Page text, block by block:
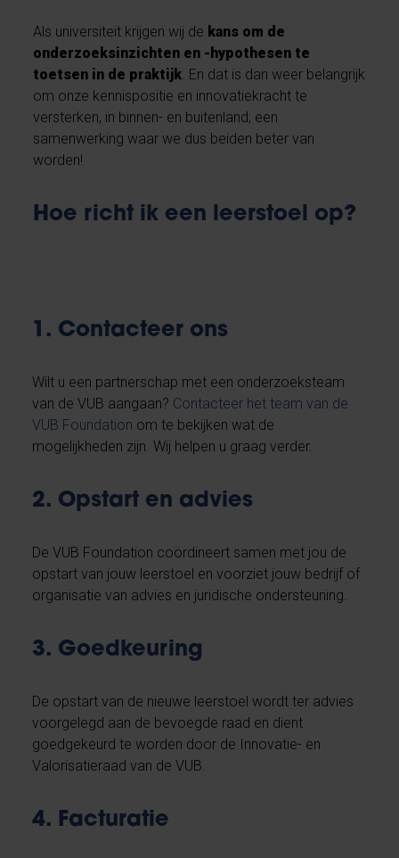
Als universiteit krijgen wij de kans om de
onderzoeksinzichten en -hypothesen te
toetsen in de praktijk. En dat is dan weer belangrijk
om onze kennispositie en innovatiekracht te
versterken, in binnen- en buitenland; een
samenwerking waar we dus beiden beter van
worden!
Hoe richt ik een leerstoel op?
1. Contacteer ons
Wilt u een partnerschap met een onderzoeksteam
van de VUB aangaan? Contacteer het team van de
VUB Foundation om te bekijken wat de
mogelijkheden zijn. Wij helpen u graag verder.
2. Opstart en advies
De VUB Foundation coördineert samen met jou de
opstart van jouw leerstoel en voorziet jouw bedrijf of
organisatie van advies en juridische ondersteuning.
3. Goedkeuring
De opstart van de nieuwe leerstoel wordt ter advies
voorgelegd aan de bevoegde raad en dient
goedgekeurd te worden door de Innovatie- en
Valorisatieraad van de VUB.
4. Facturatie